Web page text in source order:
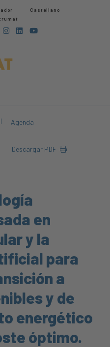
Castellano
| Agenda
Descargar PDF
en
y la
para
a
y de
energético
óptimo.